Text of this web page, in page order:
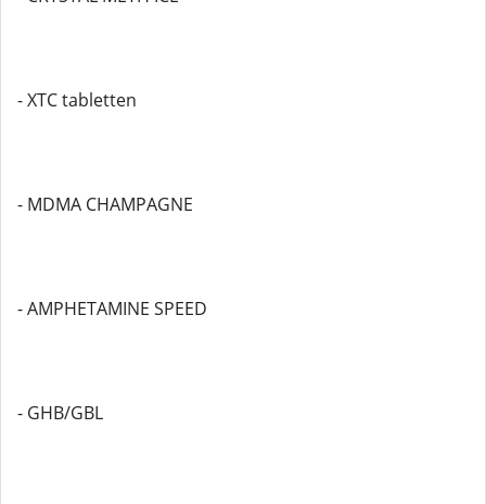
- XTC tabletten
- MDMA CHAMPAGNE
- AMPHETAMINE SPEED
- GHB/GBL